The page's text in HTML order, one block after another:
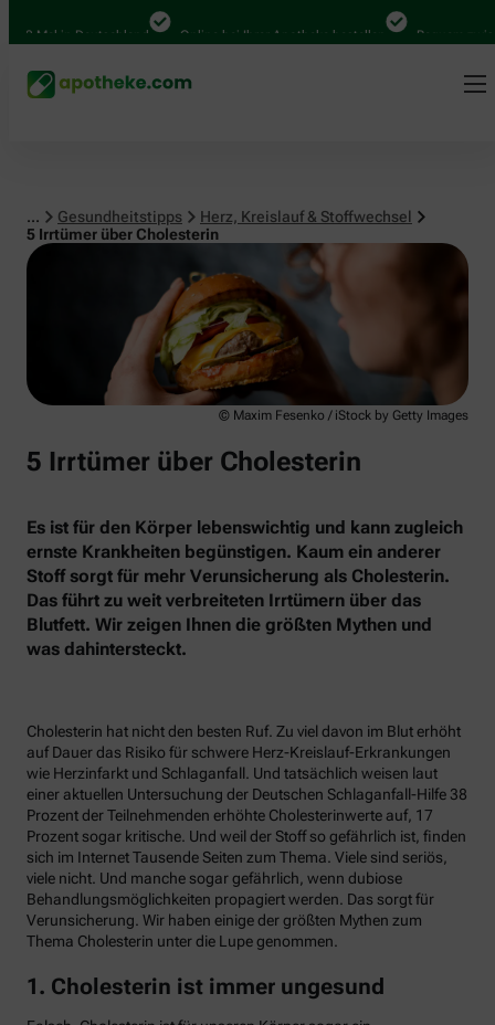
Mal in Deutschland Online bei Ihrer Apotheke bestellen Bequem
... Gesundheitstipps
Herz, Kreislauf & Stoffwechsel
5 Irrtümer über Cholesterin
Herz, Kreislauf & Stoffwechsel
© Maxim Fesenko / iStock by Getty Images
5 Irrtümer über Cholesterin
Es ist für den Körper lebenswichtig und kann zugleich
ernste Krankheiten begünstigen. Kaum ein anderer
Stoff sorgt für mehr Verunsicherung als Cholesterin.
Das führt zu weit verbreiteten Irrtümern über das
Blutfett. Wir zeigen Ihnen die größten Mythen und
was dahintersteckt.
Cholesterin hat nicht den besten Ruf. Zu viel davon im Blut erhöht
auf Dauer das Risiko für schwere Herz-Kreislauf-Erkrankungen
wie Herzinfarkt und Schlaganfall. Und tatsächlich weisen laut
einer aktuellen Untersuchung der Deutschen Schlaganfall-Hilfe 38
Prozent der Teilnehmenden erhöhte Cholesterinwerte auf, 17
Prozent sogar kritische. Und weil der Stoff so gefährlich ist, finden
sich im Internet Tausende Seiten zum Thema. Viele sind seriös,
viele nicht. Und manche sogar gefährlich, wenn dubiose
Behandlungsmöglichkeiten propagiert werden. Das sorgt für
Verunsicherung. Wir haben einige der größten Mythen zum
Thema Cholesterin unter die Lupe genommen.
1. Cholesterin ist immer ungesund